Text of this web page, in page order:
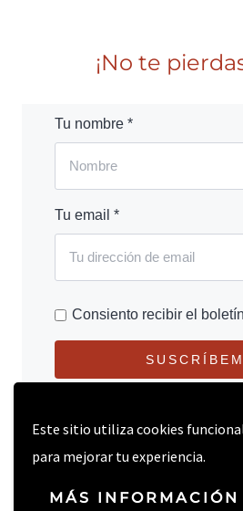
Este sitio utiliza cookies
para mejorar tu experiencia.
MÁS INFORMACIÓN
¡No te
Tu nombre *
Tu email *
Consiento recibir el